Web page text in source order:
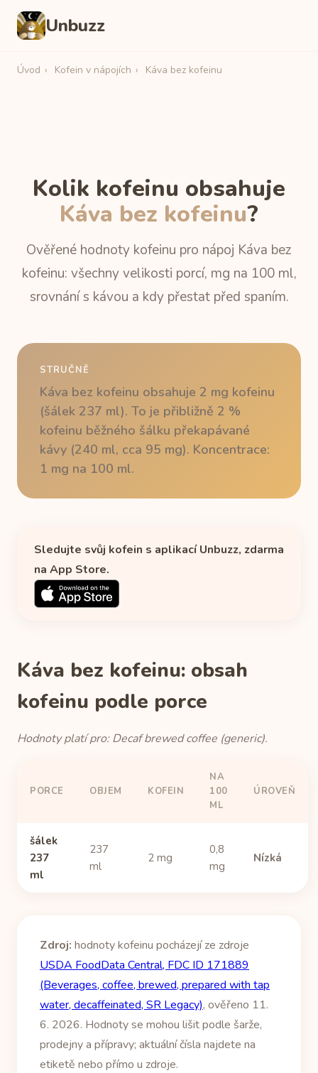
Unbuzz
Úvod › Kofein v nápojích › Káva bez kofeinu
Kolik kofeinu obsahuje
Káva bez kofeinu?
Ověřené hodnoty kofeinu pro nápoj Káva bez
kofeinu: všechny velikosti porcí, mg na 100 ml,
srovnání s kávou a kdy přestat před spaním.
STRUČNĚ
Káva bez kofeinu obsahuje 2 mg kofeinu
(šálek 237 ml). To je přibližně 2 %
kofeinu běžného šálku překapávané
kávy (240 ml, cca 95 mg). Koncentrace:
1 mg na 100 ml.
Sledujte svůj kofein s aplikací Unbuzz, zdarma
na App Store.
Káva bez kofeinu: obsah
kofeinu podle porce
Hodnoty platí pro: Decaf brewed coffee (generic).
PORCE OBJEM KOFEIN
NA
100
ML
ÚROVEŇ
šálek
237
ml
237
ml
2 mg
0,8
mg
Nízká
Zdroj: hodnoty kofeinu pocházejí ze zdroje
USDA FoodData Central, FDC ID 171889
(Beverages, coffee, brewed, prepared with tap
water, decaffeinated, SR Legacy), ověřeno 11.
6. 2026. Hodnoty se mohou lišit podle šarže,
prodejny a přípravy; aktuální čísla najdete na
etiketě nebo přímo u zdroje.